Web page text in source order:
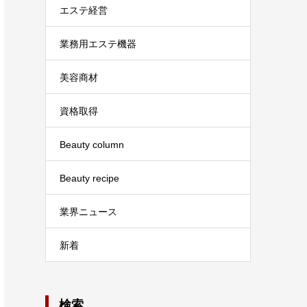
エステ経営
業務用エステ機器
美容商材
資格取得
Beauty column
Beauty recipe
業界ニュース
新着